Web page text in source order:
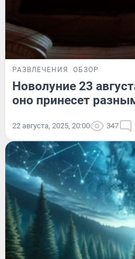
РАЗВЛЕЧЕНИЯ ОБЗОР
Новолуние 23
оно принесет
22 августа, 2025, 20:00 347